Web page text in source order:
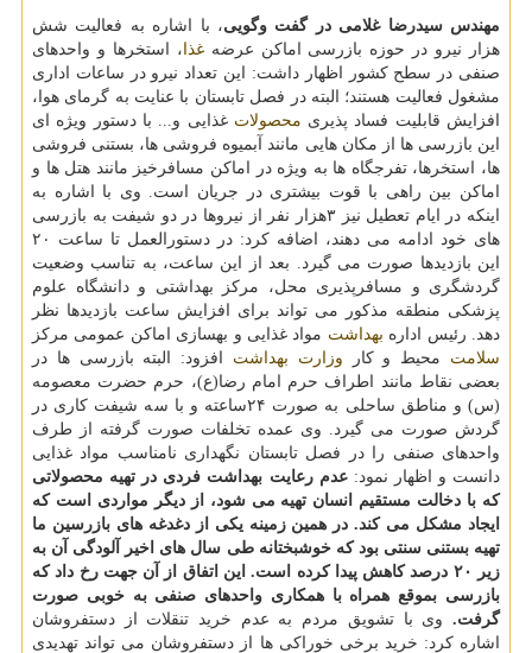
مهندس سیدرضا غلامی در گفت وگویی، با اشاره به فعالیت شش
هزار نیرو در حوزه بازرسی اماكن عرضهغذا، استخرها و واحدهای
صنفی در سطح كشور اظهار داشت: این تعداد نیرو در ساعات اداری
مشغول فعالیت هستند؛ البته در فصل تابستان با عنایت به گرمای هوا،
افزایش قابلیت فساد پذیری محصولات غذایی و... با دستور ویژه ای
این بازرسی ها از مكان هایی مانند آبمیوه فروشی ها، بستنی فروشی
ها، استخرها، تفرجگاه ها به ویژه در اماكن مسافرخیز مانند هتل ها و
اماكن بین راهی با قوت بیشتری در جریان است. وی با اشاره به
اینكه در ایام تعطیل نیز ۳هزار نفر از نیروها در دو شیفت به بازرسی
های خود ادامه می دهند، اضافه كرد: در دستورالعمل تا ساعت ۲۰
این بازدیدها صورت می گیرد. بعد از این ساعت، به تناسب وضعیت
گردشگری و مسافرپذیری محل، مركز بهداشتی و دانشگاه علوم
پزشكی منطقه مذكور می تواند برای افزایش ساعت بازدیدها نظر
دهد. رئیس اداره بهداشت مواد غذایی و بهسازی اماكن عمومی مركز
سلامت محیط و كار وزارت بهداشت افزود: البته بازرسی ها در
بعضی نقاط مانند اطراف حرم امام رضا(ع)، حرم حضرت معصومه
(س) و مناطق ساحلی به صورت ۲۴ساعته و با سه شیفت كاری در
گردش صورت می گیرد. وی عمده تخلفات صورت گرفته از طرف
واحدهای صنفی را در فصل تابستان نگهداری نامناسب مواد غذایی
دانست و اظهار نمود:عدم رعایت بهداشت فردی در تهیه محصولاتی
كه با دخالت مستقیم انسان تهیه می شود، از دیگر مواردی است كه
ایجاد مشكل می كند. در همین زمینه یكی از دغدغه های بازرسین ما
تهیه بستنی سنتی بود كه خوشبختانه طی سال های اخیر آلودگی آن به
زیر ۲۰ درصد كاهش پیدا كرده است. این اتفاق از آن جهت رخ داد كه
بازرسی بموقع همراه با همكاری واحدهای صنفی به خوبی صورت
گرفت. وی با تشویق مردم به عدم خرید تنقلات از دستفروشان
اشاره كرد: خرید برخی خوراكی ها از دستفروشان می تواند تهدیدی